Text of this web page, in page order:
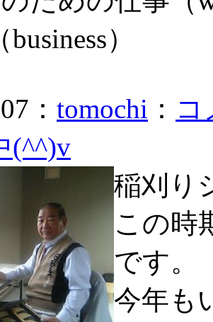
）
： tomochi ： コ
(^^)v
稲刈り
この時
です。
今年も